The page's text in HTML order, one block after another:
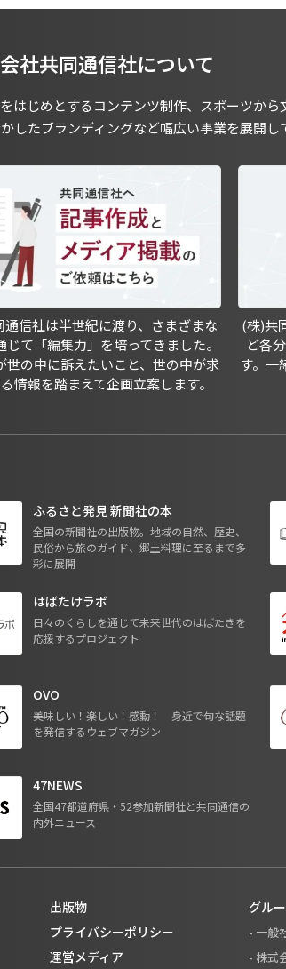
社共同通信社について
はじめとするコンテンツ制作、スポーツか
したブランディングなど幅広い事業を展開し
通信社は半世紀に渡り、さまざまな
じて「編集力」を培ってきました。
世の中に訴えたいこと、世の中が求
情報を踏まえて企画立案します。
(株)共
ど各
す。一
ふるさと発見 新聞社の本
全国の新聞社の出版物。地域の自然、歴史、
民俗から旅のガイド、郷土料理に至るまで多
彩に展開
はばたけラボ
日々のくらしを通じて未来世代のはばたきを
応援するプロジェクト
OVO
美味しい！楽しい！感動！ 身近で旬な話題
を発信するウェブマガジン
47NEWS
全国47都道府県・52参加新聞社と共同通信の
内外ニュース
出版物
プライバシーポリシー
運営メディア
グル
- 一般
- 株式